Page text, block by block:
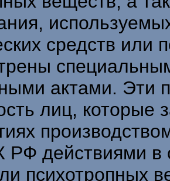
средств или
актами. Эти
лиц, которые
РФ действиями в
психотропных